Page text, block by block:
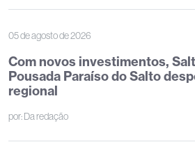
05 de agosto de 2026
Com novos investimentos,
Pousada Paraíso do Salto
regional
por:Da redação